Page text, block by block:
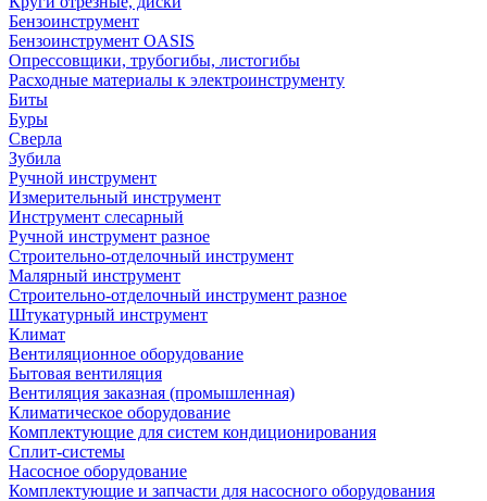
Бензоинструмент
Бензоинструмент OASIS
Опрессовщики, трубогибы, листогибы
Расходные материалы к электроинструменту
Биты
Буры
Сверла
Зубила
Ручной инструмент
Измерительный инструмент
Инструмент слесарный
Ручной инструмент разное
Строительно-отделочный инструмент
Малярный инструмент
Строительно-отделочный инструмент разное
Штукатурный инструмент
Климат
Вентиляционное оборудование
Бытовая вентиляция
Вентиляция заказная (промышленная)
Климатическое оборудование
Комплектующие для систем кондиционирования
Сплит-системы
Насосное оборудование
Комплектующие и запчасти для насосного оборудования